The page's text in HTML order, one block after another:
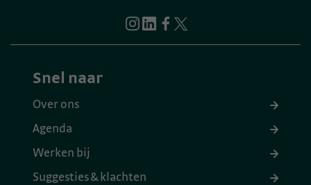
Snel naar
Over ons
Agenda
Werken bij
Suggesties & klachten